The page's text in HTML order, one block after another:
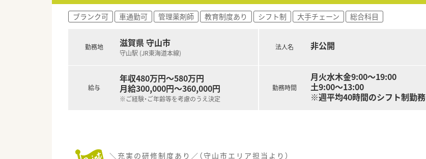
ブランク可 車通勤可 管理薬剤師 教育制度あり シフト制 大手チェーン 総合科目
勤務地 滋賀県 守山市
守山駅 (JR東海道本線)
給与
年収480万円～580万円
月給300,000円～360,000円
※ご経験・ご年齢等を考慮のうえ決定
法人名 非公開
勤務時間
月火水木金9:00～19:00
土9:00～13:00
※週平均40時間のシフト制勤務
＼充実の研修制度あり／（守山市エリア担当より）